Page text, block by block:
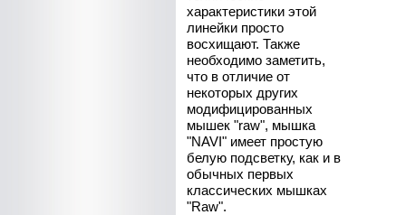
характеристики этой
линейки просто
восхищают. Также
необходимо заметить,
что в отличие от
некоторых других
модифицированных
мышек "raw", мышка
"NAVI" имеет простую
белую подсветку, как и в
обычных первых
классических мышках
"Raw".